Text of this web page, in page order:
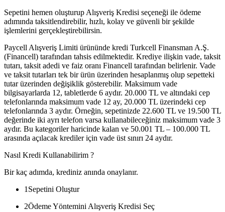
Sepetini hemen oluşturup Alışveriş Kredisi seçeneği ile ödeme
adımında taksitlendirebilir, hızlı, kolay ve güvenli bir şekilde
işlemlerini gerçekleştirebilirsin.
Paycell Alışveriş Limiti ürününde kredi Turkcell Finansman A.Ş.
(Financell) tarafından tahsis edilmektedir. Krediye ilişkin vade, taksit
tutarı, taksit adedi ve faiz oranı Financell tarafından belirlenir. Vade
ve taksit tutarları tek bir ürün üzerinden hesaplanmış olup sepetteki
tutar üzerinden değişiklik gösterebilir. Maksimum vade
bilgisayarlarda 12, tabletlerde 6 aydır. 20.000 TL ve altındaki cep
telefonlarında maksimum vade 12 ay, 20.000 TL üzerindeki cep
telefonlarında 3 aydır. Örneğin, sepetinizde 22.600 TL ve 19.500 TL
değerinde iki ayrı telefon varsa kullanabileceğiniz maksimum vade 3
aydır. Bu kategoriler haricinde kalan ve 50.001 TL – 100.000 TL
arasında açılacak krediler için vade üst sınırı 24 aydır.
Nasıl Kredi Kullanabilirim ?
Bir kaç adımda, krediniz anında onaylanır.
1 Sepetini Oluştur
2Ödeme Yöntemini Alışveriş Kredisi Seç